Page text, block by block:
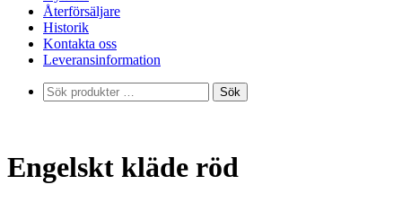
Återförsäljare
Historik
Kontakta oss
Leveransinformation
Sök
efter:
Sök
Engelskt kläde röd